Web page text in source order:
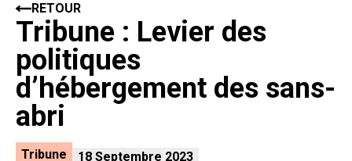
Tribune : Levier des
politiques
d’hébergement des sans-
abri
RETOUR
Tribune 18 Septembre 2023